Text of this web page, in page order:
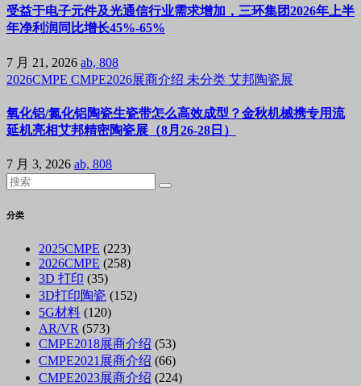
受益于电子元件及光通信行业需求增加，三环集团2026年上半
年净利润同比增长45%-65%
7 月 21, 2026 ab, 808
2026CMPE CMPE2026展商介绍 未分类 艾邦陶瓷展
氧化铝/氮化铝陶瓷生瓷带怎么高效成型？金秋机械携专用流
延机亮相艾邦精密陶瓷展（8月26-28日）
7 月 3, 2026 ab, 808
分类
2025CMPE (223)
2026CMPE (258)
3D 打印 (35)
3D打印陶瓷 (152)
5G材料 (120)
AR/VR (573)
CMPE2018展商介绍 (53)
CMPE2021展商介绍 (66)
CMPE2023展商介绍 (224)